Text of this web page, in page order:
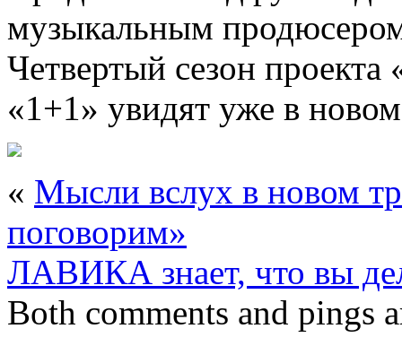
музыкальным
Четвертый сезон проекта
«1+1» увидят уже в новом
« Мысли вслух в новом
поговорим»
ЛАВИКА знает, что вы
Both comments and pings